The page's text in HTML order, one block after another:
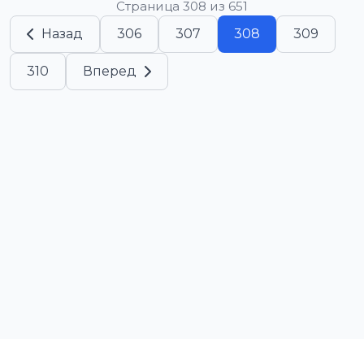
Страница 308 из 651
Назад
306 307 308 309
310 Вперед